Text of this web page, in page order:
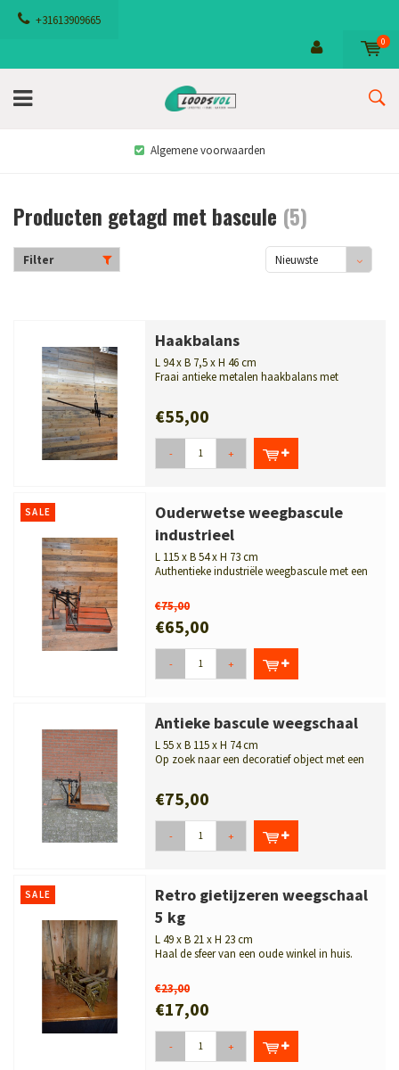
+31613909665
0
Algemene voorwaarden
Producten getagd met bascule (5)
Filter
Nieuwste
Haakbalans
L 94 x B 7,5 x H 46 cm
Fraai antieke metalen haakbalans met
€55,00
- +
SALE
Ouderwetse weegbascule
industrieel
L 115 x B 54 x H 73 cm
Authentieke industriële weegbascule met een
€75,00
€65,00
- +
Antieke bascule weegschaal
L 55 x B 115 x H 74 cm
Op zoek naar een decoratief object met een
€75,00
- +
SALE
Retro gietijzeren weegschaal
5 kg
L 49 x B 21 x H 23 cm
Haal de sfeer van een oude winkel in huis.
€23,00
€17,00
- +